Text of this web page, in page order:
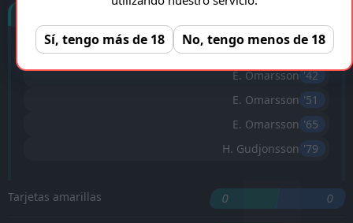
A. Thrandarson '32 ︎
E. Omarsson '42 ︎
E. Omarsson '51 ︎
E. Omarsson '65 ︎
H. Gudjonsson '79 ︎
Tarjetas amarillas 0 0
Sí, tengo más de 18 No, tengo menos de 18